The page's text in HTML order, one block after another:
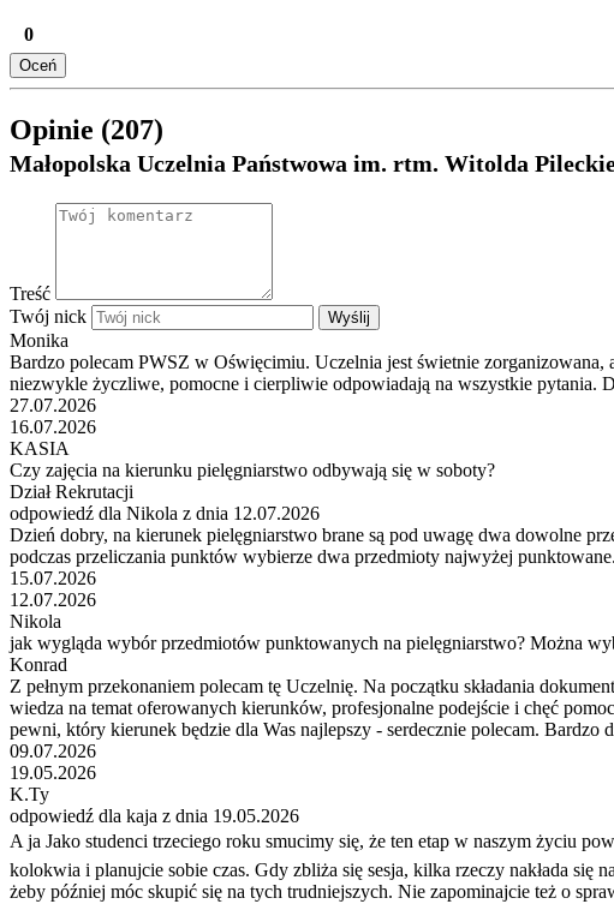
0
Oceń
Opinie (207)
Małopolska Uczelnia Państwowa im. rtm. Witolda
Treść
Twój nick
Wyślij
Monika
Bardzo polecam PWSZ w Oświęcimiu. Uczelnia jest świetnie zorganizowana,
niezwykle życzliwe, pomocne i cierpliwie odpowiadają na wszystkie pytania.
27.07.2026
16.07.2026
KASIA
Czy zajęcia na kierunku pielęgniarstwo odbywają się w soboty?
Dział Rekrutacji
odpowiedź dla Nikola z dnia 12.07.2026
Dzień dobry, na kierunek pielęgniarstwo brane są pod uwagę dwa dowolne
podczas przeliczania punktów wybierze dwa przedmioty najwyżej punktowane.
15.07.2026
12.07.2026
Nikola
jak wygląda wybór przedmiotów punktowanych na pielęgniarstwo? Można
Konrad
Z pełnym przekonaniem polecam tę Uczelnię. Na początku składania
wiedza na temat oferowanych kierunków, profesjonalne podejście i chęć
pewni, który kierunek będzie dla Was najlepszy - serdecznie polecam. Bardzo
09.07.2026
19.05.2026
K.Ty
odpowiedź dla kaja z dnia 19.05.2026
A ja Jako studenci trzeciego roku smucimy się, że ten etap w naszym życiu
kolokwia i planujcie sobie czas. Gdy zbliża się sesja, kilka rzeczy nakłada się
żeby później móc skupić się na tych trudniejszych. Nie zapominajcie też o